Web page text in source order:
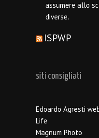
assumere allo
diverse.
ISPWP
siti consigliati
Edoardo Agresti
Life
Magnum Photo